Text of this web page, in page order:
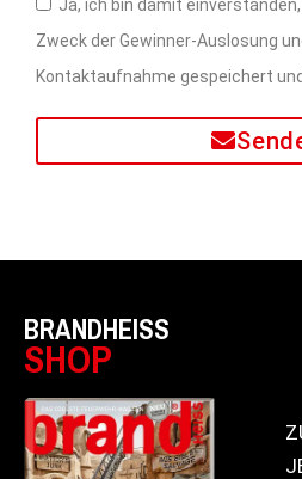
Ja, ich bin damit
Zweck der Gewinner-Auslosung
Kontaktaufnahme gespeichert
BRANDHEISS
SHOP